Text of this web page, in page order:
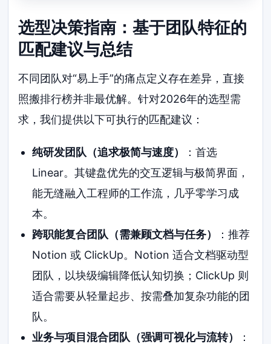
选型决策指南：基于团队特征的
匹配建议与总结
不同团队对“易上手”的痛点定义存在差异，直接
照搬排行榜并非最优解。针对2026年的选型需
求，我们提供以下可执行的匹配建议：
纯研发团队（追求极简与速度）
：首选
Linear。其键盘优先的交互逻辑与极简界面，
能无缝融入工程师的工作流，几乎零学习成
本。
跨职能复合团队（需兼顾文档与任务）
：推荐
Notion 或 ClickUp。Notion 适合文档驱动型
团队，以块级编辑降低认知切换；ClickUp 则
适合需要从轻量起步、按需叠加复杂功能的团
队。
业务与项目混合团队（强调可视化与流转）
：